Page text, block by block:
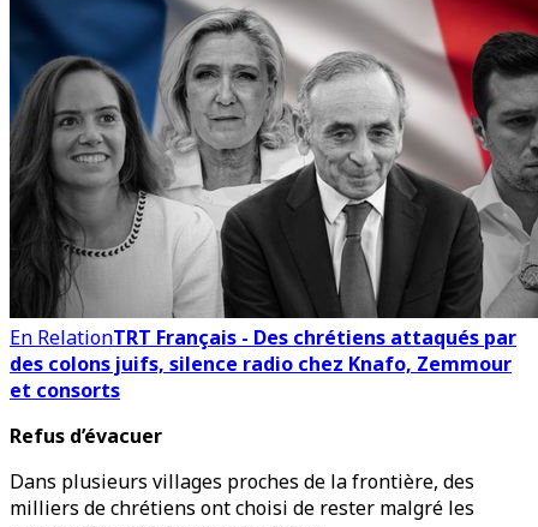
En RelationTRT Français - Des chrétiens attaqués par
des colons juifs, silence radio chez Knafo, Zemmour
et consorts
Refus d’évacuer
Dans plusieurs villages proches de la frontière, des
milliers de chrétiens ont choisi de rester malgré les